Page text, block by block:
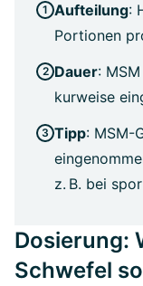
Aufteilung:
Portionen
Dauer:
kurweise
Tipp: MSM-
z. B. bei
Dosierung:
Schwefel